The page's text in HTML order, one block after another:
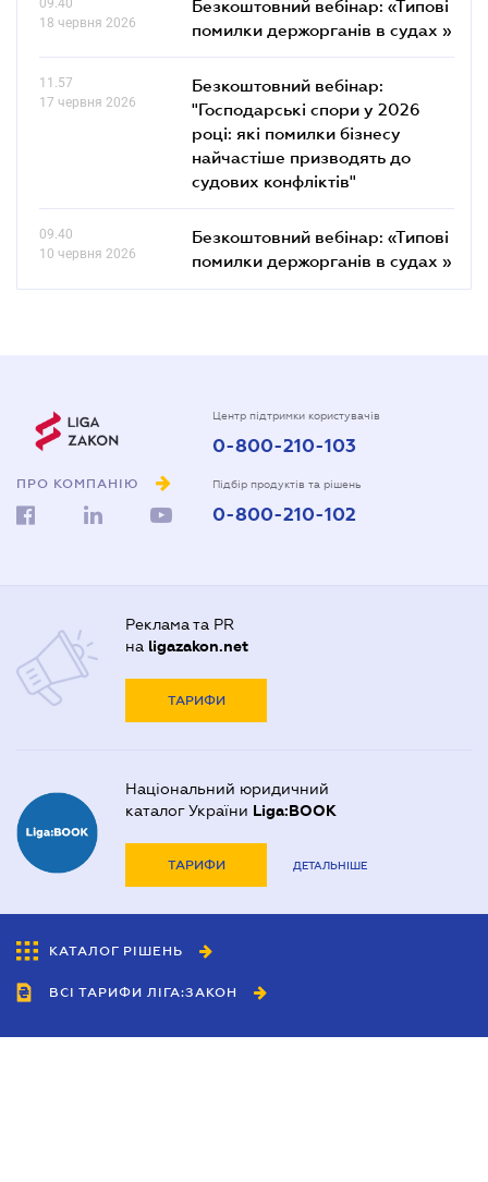
18 червня 2026
Безкоштовний вебінар: «Типові
помилки держорганів в судах »
11.57
17 червня 2026
Безкоштовний вебінар:
"Господарські спори у 2026
році: які помилки бізнесу
найчастіше призводять до
судових конфліктів"
09.40
10 червня 2026
Безкоштовний вебінар: «Типові
помилки держорганів в судах »
ПРО КОМПАНІЮ
Центр підтримки користувачів
0-800-210-103
Підбір продуктів та рішень
0-800-210-102
Реклама та PR
на ligazakon.net
ТАРИФИ
Національний юридичний
каталог України Liga:BOOK
ТАРИФИ ДЕТАЛЬНІШЕ
КАТАЛОГ РІШЕНЬ
ВСІ ТАРИФИ ЛІГА:ЗАКОН